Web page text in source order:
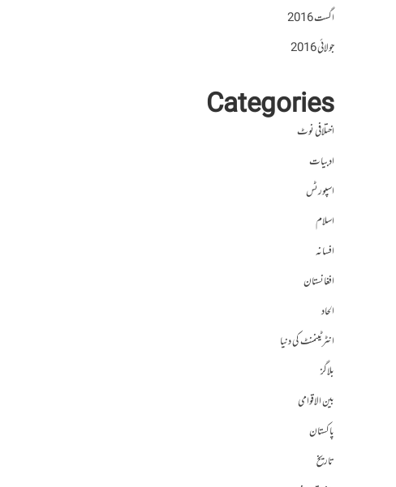
اگست 2016
جولائی 2016
Categories
اختلافی نوٹ
ادبیات
اسپورٹس
اسلام
افسانہ
افغانستان
الحاد
انٹرٹینمنٹ کی دنیا
بلاگز
بین الاقوامی
پاکستان
تاریخ